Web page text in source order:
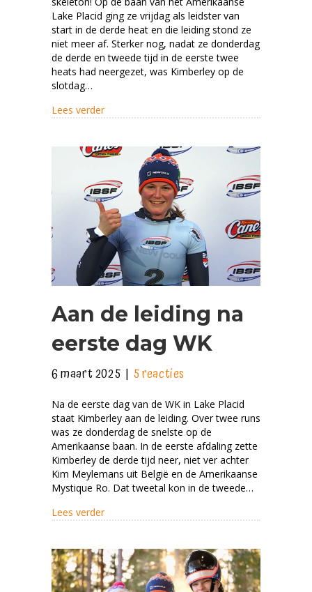
Lake Placid ging ze vrijdag als leidster van
start in de derde heat en die leiding stond ze
niet meer af. Sterker nog, nadat ze donderdag
de derde en tweede tijd in de eerste twee
heats had neergezet, was Kimberley op de
slotdag…
Lees verderabout Wereldkampioen!
Aan de leiding na
eerste dag WK
6 maart 2025 | 5 reacties
Na de eerste dag van de WK in Lake Placid
staat Kimberley aan de leiding. Over twee runs
was ze donderdag de snelste op de
Amerikaanse baan. In de eerste afdaling zette
Kimberley de derde tijd neer, niet ver achter
Kim Meylemans uit België en de Amerikaanse
Mystique Ro. Dat tweetal kon in de tweede…
Lees verderabout Aan de leiding na eerste dag WK